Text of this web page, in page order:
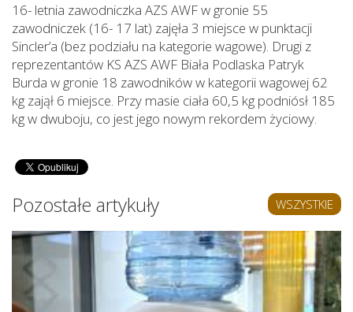
16- letnia zawodniczka AZS AWF w gronie 55
zawodniczek (16- 17 lat) zajęła 3 miejsce w punktacji
Sincler’a (bez podziału na kategorie wagowe). Drugi z
reprezentantów KS AZS AWF Biała Podlaska Patryk
Burda w gronie 18 zawodników w kategorii wagowej 62
kg zajął 6 miejsce. Przy masie ciała 60,5 kg podniósł 185
kg w dwuboju, co jest jego nowym rekordem życiowy.
Pozostałe artykuły WSZYSTKIE